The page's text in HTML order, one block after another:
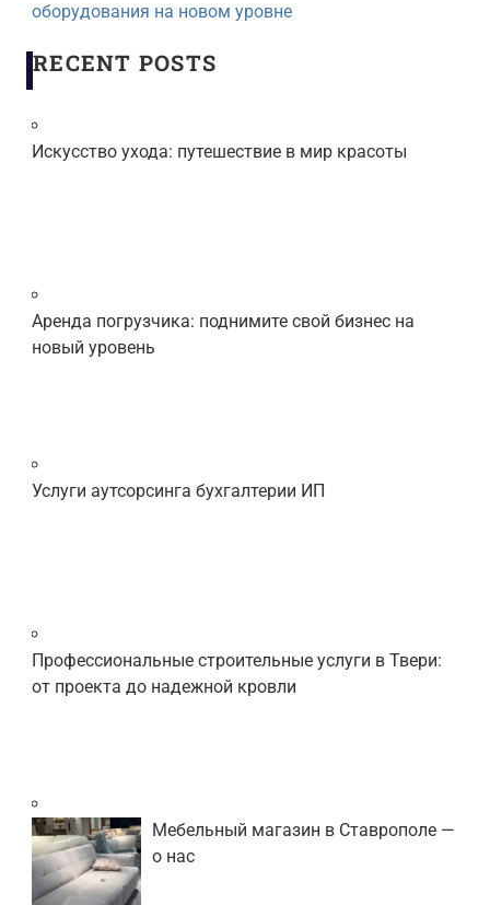
оборудования на новом уровне
RECENT POSTS
Искусство ухода: путешествие в мир красоты
Аренда погрузчика: поднимите свой бизнес на
новый уровень
Услуги аутсорсинга бухгалтерии ИП
Профессиональные строительные услуги в Твери:
от проекта до надежной кровли
Мебельный магазин в Ставрополе —
о нас